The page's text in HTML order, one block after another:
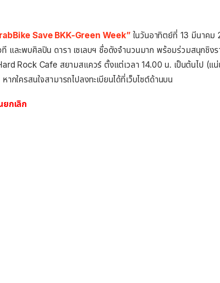
Save BKK-Green Week”ในวันอาทิตย์ที่ 13 มีนาคม
ที และพบศิลปิน ดารา เซเลบฯ ชื่อดังจำนวนมาก พร้อมร่วมสนุกชิง
Rock Cafe สยามสแควร์ ตั้งแต่เวลา 14.00 น. เป็นต้นไป (แน่
กใครสนใจสามารถไปลงทะเบียนได้ที่เว็บไซต์ด้านบน
ยกเลิก